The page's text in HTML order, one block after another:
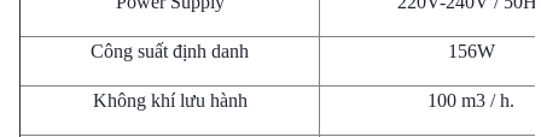
Công suất định danh 156W
Không khí lưu hành 100 m3 / h.